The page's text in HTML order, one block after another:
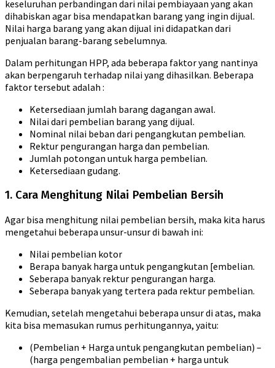
keseluruhan perbandingan dari nilai pembiayaan yang akan
dihabiskan agar bisa mendapatkan barang yang ingin dijual.
Nilai harga barang yang akan dijual ini didapatkan dari
penjualan barang-barang sebelumnya.
Dalam perhitungan HPP, ada beberapa faktor yang nantinya
akan berpengaruh terhadap nilai yang dihasilkan. Beberapa
faktor tersebut adalah :
Ketersediaan jumlah barang dagangan awal.
Nilai dari pembelian barang yang dijual.
Nominal nilai beban dari pengangkutan pembelian.
Rektur pengurangan harga dan pembelian.
Jumlah potongan untuk harga pembelian.
Ketersediaan gudang.
1. Cara Menghitung Nilai Pembelian Bersih
Agar bisa menghitung nilai pembelian bersih, maka kita harus
mengetahui beberapa unsur-unsur di bawah ini:
Nilai pembelian kotor
Berapa banyak harga untuk pengangkutan [embelian.
Seberapa banyak rektur pengurangan harga.
Seberapa banyak yang tertera pada rektur pembelian.
Kemudian, setelah mengetahui beberapa unsur di atas, maka
kita bisa memasukan rumus perhitungannya, yaitu:
(Pembelian + Harga untuk pengangkutan pembelian) –
(harga pengembalian pembelian + harga untuk